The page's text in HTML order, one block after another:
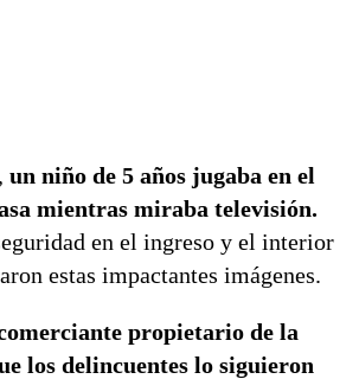
un niño de 5 años jugaba en el
mientras miraba televisión.
en el ingreso y el interior
estas impactantes imágenes.
propietario de la
los delincuentes lo siguieron